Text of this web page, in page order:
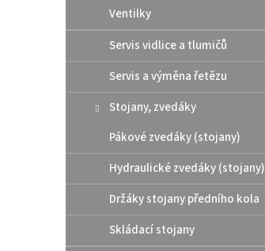
Ventilky
Servis vidlice a tlumičů
Servis a výměna řetězu
Stojany, zvedáky
Pákové zvedáky (stojany)
Hydraulické zvedáky (stojany)
Držáky stojany předního kola
Skládací stojany